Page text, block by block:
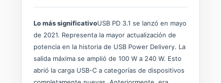
Lo más significativoUSB PD 3.1 se lanzó en mayo
de 2021. Representa la mayor actualización de
potencia en la historia de USB Power Delivery. La
salida máxima se amplió de 100 W a 240 W. Esto
abrió la carga USB-C a categorías de dispositivos